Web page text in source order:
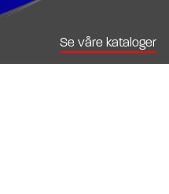
Se våre kataloger